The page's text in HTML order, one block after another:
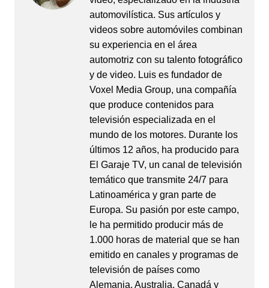
automovilística. Sus artículos y
videos sobre automóviles combinan
su experiencia en el área
automotriz con su talento fotográfico
y de video. Luis es fundador de
Voxel Media Group, una compañía
que produce contenidos para
televisión especializada en el
mundo de los motores. Durante los
últimos 12 años, ha producido para
El Garaje TV, un canal de televisión
temático que transmite 24/7 para
Latinoamérica y gran parte de
Europa. Su pasión por este campo,
le ha permitido producir más de
1.000 horas de material que se han
emitido en canales y programas de
televisión de países como
Alemania, Australia, Canadá y